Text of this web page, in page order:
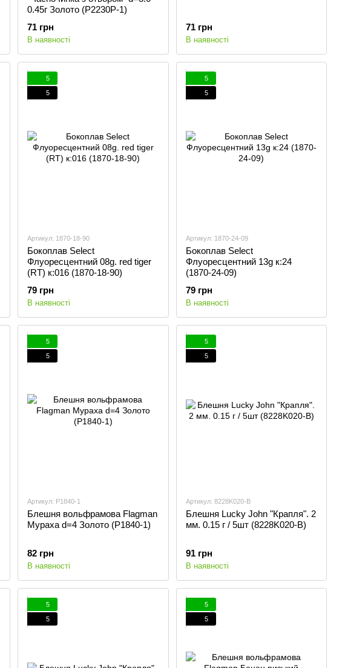
0.45г Золото (P2230P-1)
71 грн
В наявності
71 грн
В наявності
5
5
Артикул: 1870-18-90
Бокоплав Select
Флуоресцентний 08g. red tiger
(RT) к:016 (1870-18-90)
79 грн
В наявності
5
5
Артикул: 1870-24-09
Бокоплав Select
Флуоресцентний 13g к:24
(1870-24-09)
79 грн
В наявності
5
5
Артикул: P1840-1
Блешня вольфрамова Flagman
Мураха d=4 Золото (P1840-1)
82 грн
В наявності
5
5
Артикул: 8228K020-B
Блешня Lucky John "Крапля". 2
мм. 0.15 г / 5шт (8228K020-B)
91 грн
В наявності
5
5
5
5